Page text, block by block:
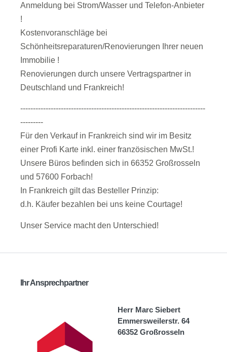
Anmeldung bei Strom/Wasser und Telefon-Anbieter
!
Kostenvoranschläge bei
Schönheitsreparaturen/Renovierungen Ihrer neuen
Immobilie !
Renovierungen durch unsere Vertragspartner in
Deutschland und Frankreich!
-------------------------------------------------------------------------
---------
Für den Verkauf in Frankreich sind wir im Besitz
einer Profi Karte inkl. einer französischen MwSt.!
Unsere Büros befinden sich in 66352 Großrosseln
und 57600 Forbach!
In Frankreich gilt das Besteller Prinzip:
d.h. Käufer bezahlen bei uns keine Courtage!
Unser Service macht den Unterschied!
Ihr Ansprechpartner
Herr Marc Siebert
Emmersweilerstr. 64
66352 Großrosseln